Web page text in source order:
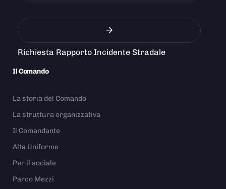
Richiesta Rapporto Incidente Stradale
Il Comando
La storia del Comando
La struttura organizzativa
Il Comandante
Alta Uniforme
Per il sociale
Parco Mezzi